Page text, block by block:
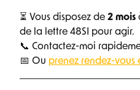
⏳ Vous disposez de 2 mois
de la lettre 48SI pour agir.
📞 Contactez-moi
📅 Ou prenez rendez-